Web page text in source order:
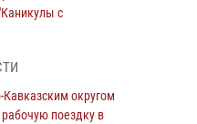
с
Росгвардии генерал-
поздравил
округом
поездку в